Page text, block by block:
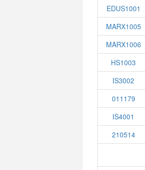
EDUS1001
MARX1005
MARX1006
HS1003
IS3002
011179
IS4001
210514